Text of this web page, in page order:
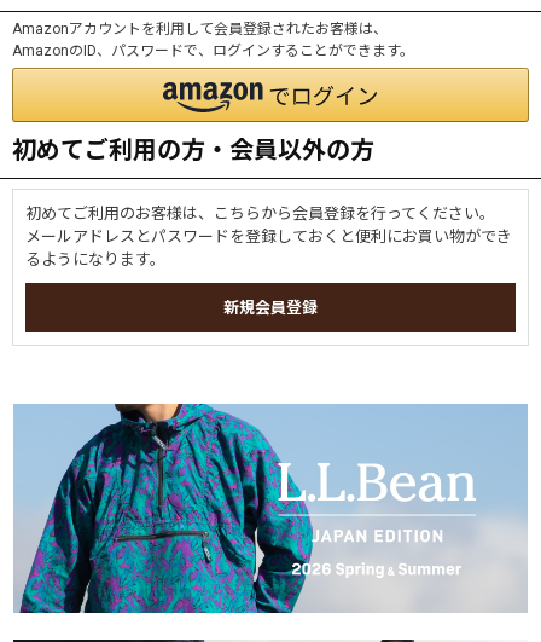
Amazonアカウントを利用して会員登録されたお客様は、
AmazonのID、パスワードで、ログインすることができます。
初めてご利用の方・会員以外の方
初めてご利用のお客様は、こちらから会員登録を行ってください。
メールアドレスとパスワードを登録しておくと便利にお買い物ができ
るようになります。